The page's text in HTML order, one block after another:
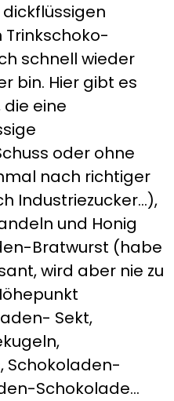
schnell wieder
bin. Hier gibt es
eine
oder ohne
nach richtiger
Industriezucker…),
und Honig
Bratwurst (habe
wird aber nie zu
Sekt,
Schokoladen-
Schokolade…